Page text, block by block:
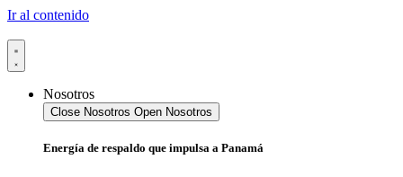
Ir al contenido
Nosotros
Close Nosotros Open Nosotros
Energía de respaldo que impulsa a Panamá